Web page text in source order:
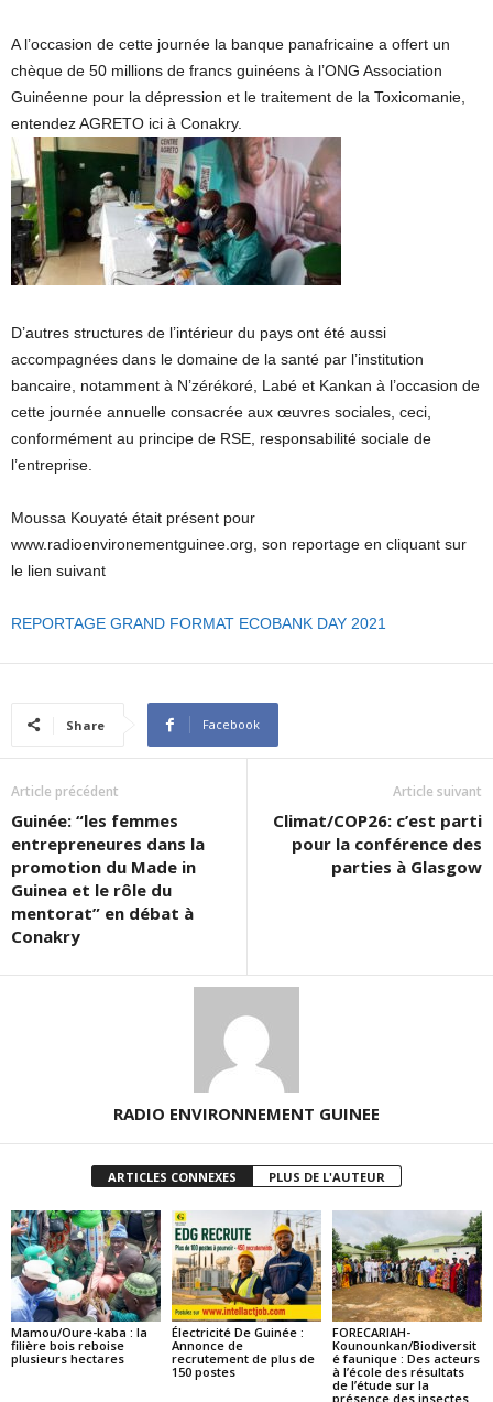
A l’occasion de cette journée la banque panafricaine a offert un
chèque de 50 millions de francs guinéens à l’ONG Association
Guinéenne pour la dépression et le traitement de la Toxicomanie,
entendez AGRETO ici à Conakry.
D’autres structures de l’intérieur du pays ont été aussi
accompagnées dans le domaine de la santé par l’institution
bancaire, notamment à N’zérékoré, Labé et Kankan à l’occasion de
cette journée annuelle consacrée aux œuvres sociales, ceci,
conformément au principe de RSE, responsabilité sociale de
l’entreprise.
Moussa Kouyaté était présent pour
www.radioenvironementguinee.org, son reportage en cliquant sur
le lien suivant
REPORTAGE GRAND FORMAT ECOBANK DAY 2021
Share Facebook
Article précédent
Guinée: “les femmes
entrepreneures dans la
promotion du Made in
Guinea et le rôle du
mentorat” en débat à
Conakry
Article suivant
Climat/COP26: c’est parti
pour la conférence des
parties à Glasgow
RADIO ENVIRONNEMENT GUINEE
ARTICLES CONNEXES PLUS DE L'AUTEUR
Mamou/Oure-kaba : la
filière bois reboise
plusieurs hectares
Électricité De Guinée :
Annonce de
recrutement de plus de
150 postes
FORECARIAH-
Kounounkan/Biodiversit
é faunique : Des acteurs
à l’école des résultats
de l’étude sur la
présence des insectes